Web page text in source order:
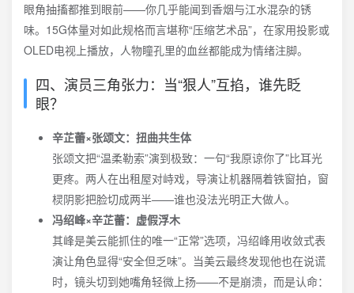
眼角抽搐都推到眼前——你几乎能闻到香烟与江水混杂的锈
味。15G体量对如此规格而言堪称“压缩艺术品”，在家用投影或
OLED电视上播放，人物瞳孔里的血丝都能成为情绪注脚。
四、演员三角张力：当“狠人”互掐，谁先眨
眼？
辛芷蕾×张颂文：扭曲共生体
张颂文把“温柔勒索”演到极致：一句“我原谅你了”比耳光
更疼。两人在出租屋对峙戏，导演让机器隔着铁窗拍，窗
棂阴影把脸切成两半——谁也没法光明正大做人。
冯绍峰×辛芷蕾：虚假浮木
其峰是美云能抓住的唯一“正常”选项，冯绍峰用收敛式表
演让角色显得“安全但乏味”。当美云最终发现他也在说谎
时，镜头切到她嘴角轻微上扬——不是崩溃，而是认命：